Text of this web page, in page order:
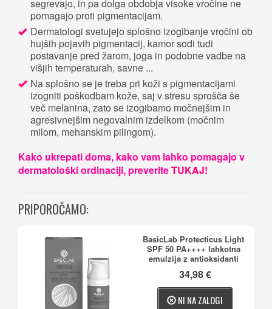
segrevajo, in pa dolga obdobja visoke vročine ne
pomagajo proti pigmentacijam.
Dermatologi svetujejo splošno izogibanje vročini ob
hujših pojavih pigmentacij, kamor sodi tudi
postavanje pred žarom, joga in podobne vadbe na
višjih temperaturah, savne ...
Na splošno se je treba pri koži s pigmentacijami
izogniti poškodbam kože, saj v stresu sprošča še
več melanina, zato se izogibamo močnejšim in
agresivnejšim negovalnim izdelkom (močnim
milom, mehanskim pilingom).
Kako ukrepati doma, kako vam lahko pomagajo v
dermatološki ordinaciji, preveriteTUKAJ!
PRIPOROČAMO:
BasicLab Protecticus Light
SPF 50 PA++++ lahkotna
emulzija z antioksidanti
34,98 €
NI NA ZALOGI